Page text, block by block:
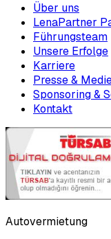
Über uns
LenaPartner
Führungsteam
Unsere Erfolge
Karriere
Presse &
Sponsoring &
Kontakt
Autovermietung